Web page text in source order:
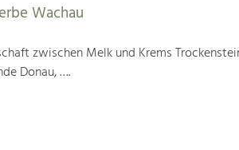
Wachau
zwischen Melk und Krems
Donau, ….